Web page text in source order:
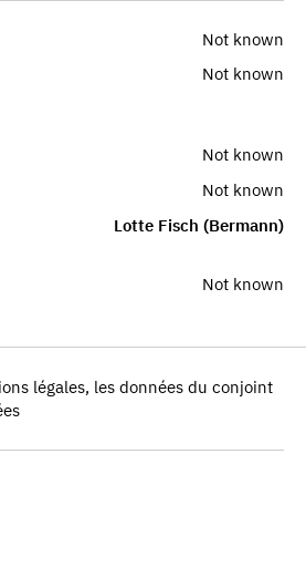
Not known
Not known
Not known
Not known
Lotte Fisch (Bermann)
Not known
légales, les données du conjoint